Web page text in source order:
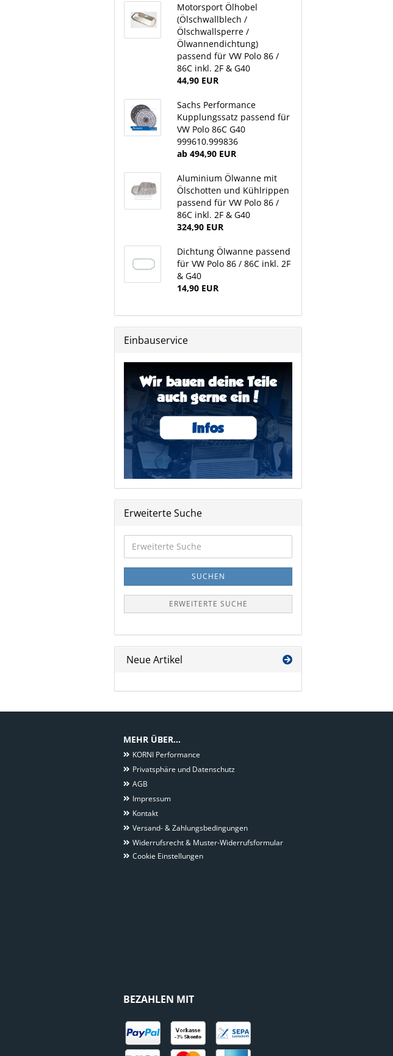
Motorsport Ölhobel
(Ölschwallblech /
Ölschwallsperre /
Ölwannendichtung)
passend für VW Polo 86 /
86C inkl. 2F & G40
44,90 EUR
Sachs Performance
Kupplungssatz passend für
VW Polo 86C G40
999610.999836
ab 494,90 EUR
Aluminium Ölwanne mit
Ölschotten und Kühlrippen
passend für VW Polo 86 /
86C inkl. 2F & G40
324,90 EUR
Dichtung Ölwanne passend
für VW Polo 86 / 86C inkl. 2F
& G40
14,90 EUR
Einbauservice
Erweiterte Suche
Suche
SUCHEN
ERWEITERTE SUCHE
Neue Artikel
MEHR ÜBER...
KORNI Performance
Privatsphäre und Datenschutz
AGB
Impressum
Kontakt
Versand- & Zahlungsbedingungen
Widerrufsrecht & Muster-Widerrufsformular
Cookie Einstellungen
BEZAHLEN MIT